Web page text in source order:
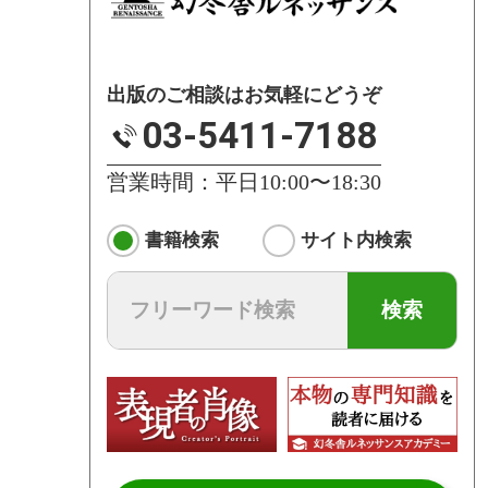
出版のご相談はお気軽にどうぞ
03-5411-7188
営業時間：平日10:00〜18:30
書籍検索 サイト内検索
検索